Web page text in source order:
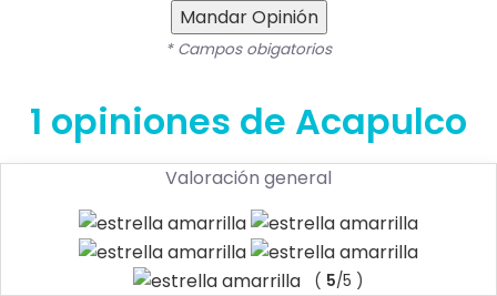
Mandar Opinión
* Campos obigatorios
1 opiniones de Acapulco
Valoración general
( 5/5 )